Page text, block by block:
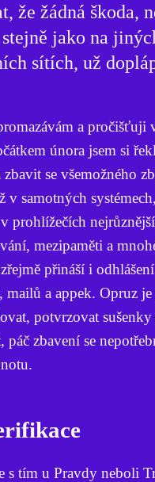
že žádná škoda,
jako na
sítích, už
a pročišťuji
února jsem si
zbavit se všemožného
v samotných
prohlížečích
mezipaměti a
přináší i
mailů a appek. Opruz je
potvrzovat sušenky
páč zbavení se
s tím u Pravdy neboli